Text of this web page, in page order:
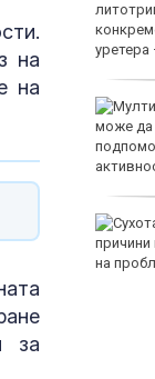
нa
нa
зa
днес